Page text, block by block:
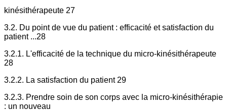
kinésithérapeute 27
3.2. Du point de vue du patient : efficacité et satisfaction du
patient ...28
3.2.1. L'efficacité de la technique du micro-kinésithérapeute
28
3.2.2. La satisfaction du patient 29
3.2.3. Prendre soin de son corps avec la micro-kinésithérapie
: un nouveau